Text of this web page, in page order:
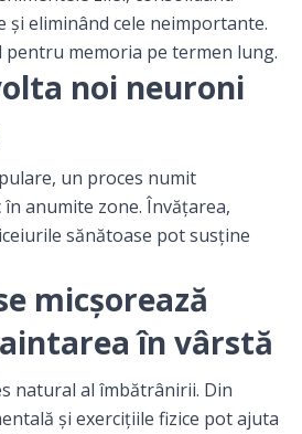
eliminând cele neimportante.
pentru memoria pe termen lung.
noi neuroni
un proces numit
anumite zone. Învățarea,
sănătoase pot susține
micșorează
în vârstă
natural al îmbătrânirii. Din
și exercițiile fizice pot ajuta